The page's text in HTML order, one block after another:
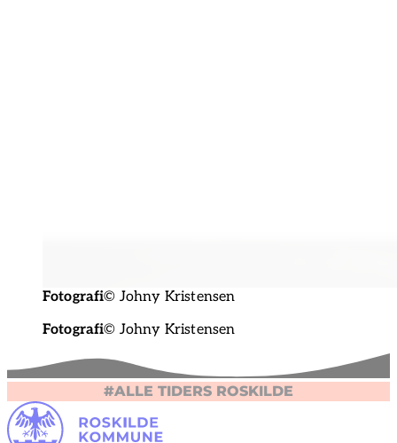
Fotografi© Johny Kristensen
Fotografi© Johny Kristensen
#ALLE TIDERS ROSKILDE